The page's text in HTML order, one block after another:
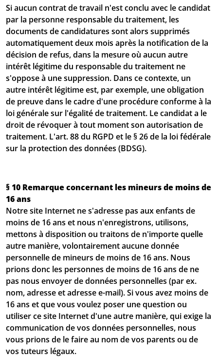
Si aucun contrat de travail n'est conclu avec le candidat
par la personne responsable du traitement, les
documents de candidatures sont alors supprimés
automatiquement deux mois après la notification de la
décision de refus, dans la mesure où aucun autre
intérêt légitime du responsable du traitement ne
s'oppose à une suppression. Dans ce contexte, un
autre intérêt légitime est, par exemple, une obligation
de preuve dans le cadre d'une procédure conforme à la
loi générale sur l'égalité de traitement. Le candidat a le
droit de révoquer à tout moment son autorisation de
traitement. L'art. 88 du RGPD et le § 26 de la loi fédérale
sur la protection des données (BDSG).
§ 10 Remarque concernant les mineurs de moins de
16 ans
Notre site Internet ne s'adresse pas aux enfants de
moins de 16 ans et nous n'enregistrons, utilisons,
mettons à disposition ou traitons de n'importe quelle
autre manière, volontairement aucune donnée
personnelle de mineurs de moins de 16 ans. Nous
prions donc les personnes de moins de 16 ans de ne
pas nous envoyer de données personnelles (par ex.
nom, adresse et adresse e-mail). Si vous avez moins de
16 ans et que vous voulez poser une question ou
utiliser ce site Internet d'une autre manière, qui exige la
communication de vos données personnelles, nous
vous prions de le faire au nom de vos parents ou de
vos tuteurs légaux.